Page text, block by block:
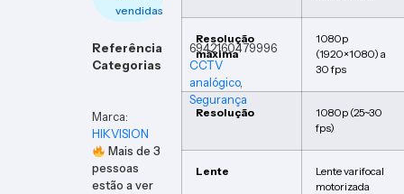
vendidas
Referência
6942160479996
Categorias
CCTV
analógico,
Segurança
Marca:
HIKVISION
Mais de3
pessoas
estão a ver
Resolução
máxima
1080p
(1920×1080) a
30 fps
Resolução
1080p (25~30
fps)
Lente
Lente varifocal
motorizada